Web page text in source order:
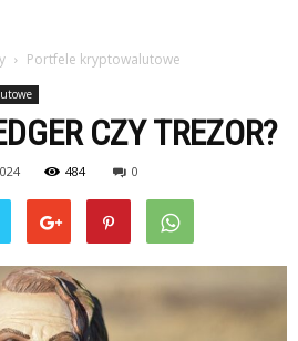
Portfele kryptowalutowe
CZY TREZOR?
484 0